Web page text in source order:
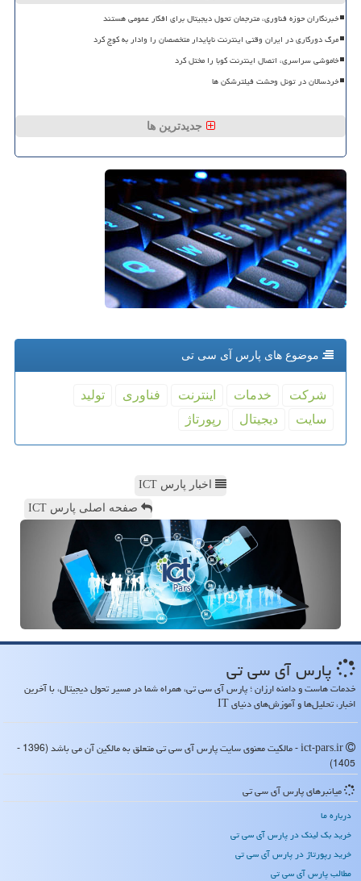
خبرنگاران حوزه فناوری، مترجمان تحول دیجیتال برای افکار عمومی هستند
مرگ دورکاری در ایران وقتی اینترنت ناپایدار متخصصان را وادار به کوچ کرد
خاموشی سراسری، اتصال اینترنت کوبا را مختل کرد
خردسالان در تونل وحشت فیلترشکن ها
جدیدترین ها
موضوع های پارس آی سی تی
شركت خدمات اینترنت فناوری
تولید
سایت
دیجیتال رپورتاژ
اخبار پارس ICT
صفحه اصلی پارس ICT
پارس آی سی تی
خدمات هاست و دامنه ارزان ؛ پارس آی سی تی، همراه شما در مسیر تحول دیجیتال، با آخرین
اخبار، تحلیل‌ها و آموزش‌های دنیای IT
ict-pars.ir - مالکیت معنوی سایت پارس آی سی تی متعلق به مالکین آن می باشد (1396 -
1405)
میانبرهای پارس آی سی تی
درباره ما
خرید بک لینک در پارس آی سی تی
خرید رپورتاژ در پارس آی سی تی
مطالب پارس آی سی تی